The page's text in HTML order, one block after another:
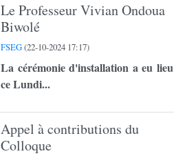
Le Professeur Vivian Ondoua
Biwolé
FSEG(22-10-2024 17:17)
La cérémonie d'installation a eu lieu
ce Lundi...
Appel à contributions du
Colloque